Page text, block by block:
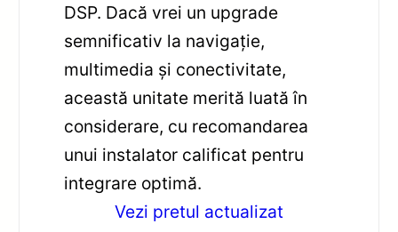
DSP. Dacă vrei un upgrade
semnificativ la navigație,
multimedia și conectivitate,
această unitate merită luată în
considerare, cu recomandarea
unui instalator calificat pentru
integrare optimă.
Vezi pretul actualizat